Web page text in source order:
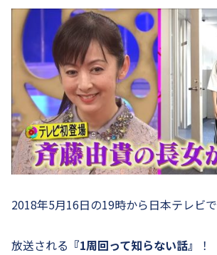
2018年5月16日の19時から日本テレビで
放送される 『1周回って知らない話』 ！